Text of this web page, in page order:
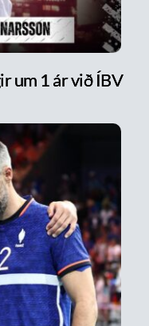
um 1 ár við ÍBV